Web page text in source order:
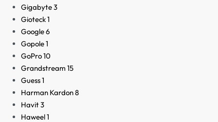
Gigabyte3
Gioteck1
Google6
Gopole1
GoPro10
Grandstream 15
Guess1
Harman Kardon8
Havit3
Haweel1